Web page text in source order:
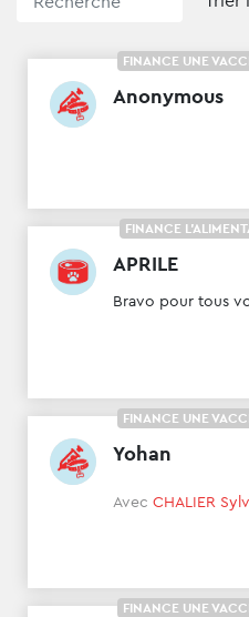
Anonymous
FINANCE UNE
APRILE
Bravo pour tous
FINANCE
Yohan
Avec CHALIER
FINANCE UNE
FINANCE UNE